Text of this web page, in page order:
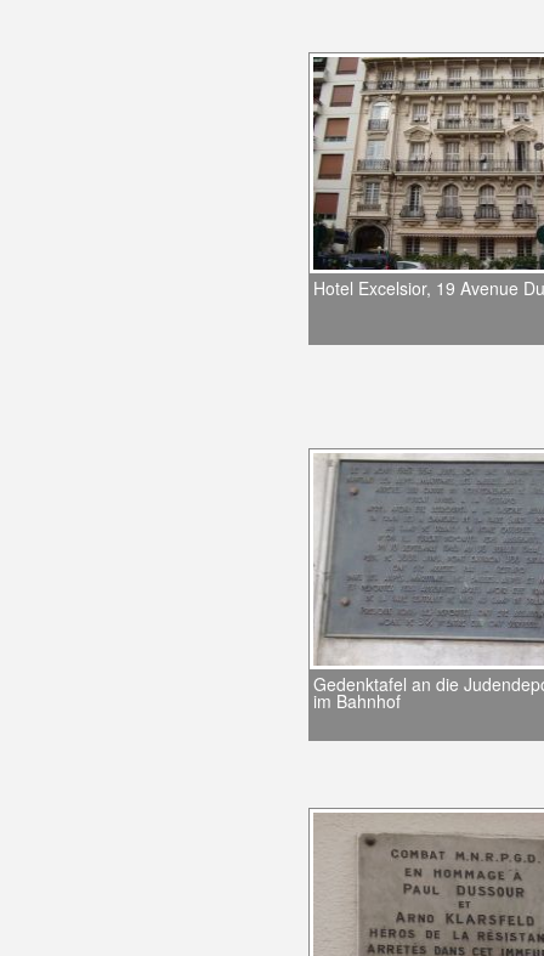
Hotel Excelsior, 19 Avenue
Gedenktafel an die
im Bahnhof